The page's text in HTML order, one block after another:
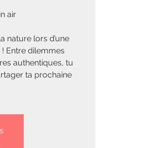
air
nature lors d’une
Entre dilemmes
authentiques, tu
ta prochaine